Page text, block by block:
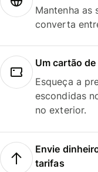
Mantenha as
converta
Um cartão
Esqueça a
escondidas
no exterior.
Envie
tarifas